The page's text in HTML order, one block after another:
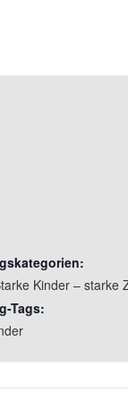
Kinder – starke
Tags: